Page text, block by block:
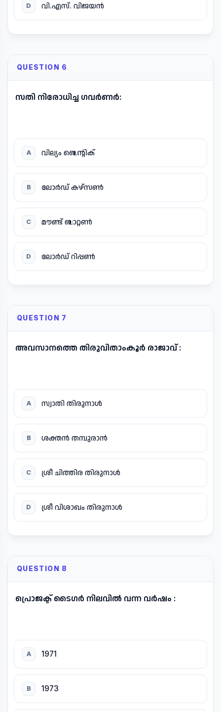
D വി.എസ്. വിജയൻ
QUESTION 6
സതി നിരോധിച്ച ഗവർണർ:
A വില്യം ബെന്റിക്
B ലോർഡ് കഴ്സൺ
C മൗണ്ട് ബാറ്റൺ
D ലോർഡ് റിപ്പൺ
QUESTION 7
അവസാനത്തെ തിരുവിതാംകൂർ രാജാവ് :
A സ്വാതി തിരുനാൾ
B ശക്തൻ തമ്പുരാൻ
C ശ്രീ ചിത്തിര തിരുനാൾ
D ശ്രീ വിശാഖം തിരുനാൾ
QUESTION 8
പ്രൊജക്ട് ടൈഗർ നിലവിൽ വന്ന വർഷം :
A 1971
B 1973